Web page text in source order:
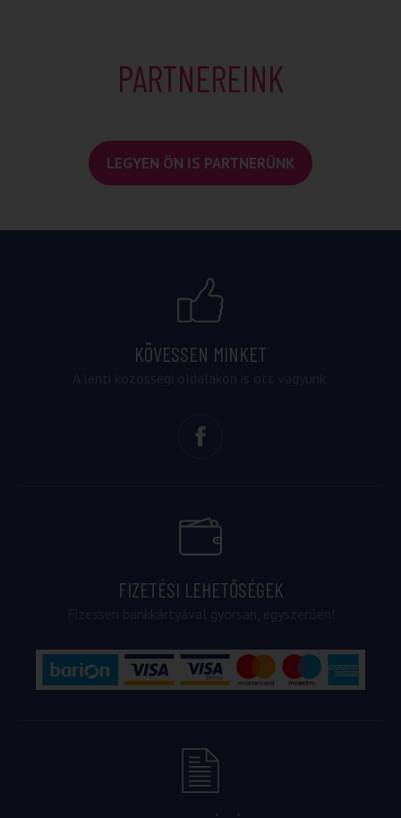
PARTNEREINK
LEGYEN ÖN IS PARTNERÜNK
KÖVESSEN MINKET
FIZETÉSI LEHETŐSÉGEK